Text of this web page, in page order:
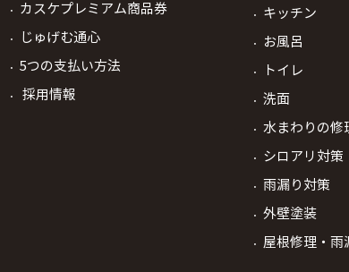
カスケプレミアム商品券
じゅげむ通心
5つの支払い方法
採用情報
キッチン
お風呂
トイレ
洗面
水まわりの修
シロアリ対策
雨漏り対策
外壁塗装
屋根修理・雨